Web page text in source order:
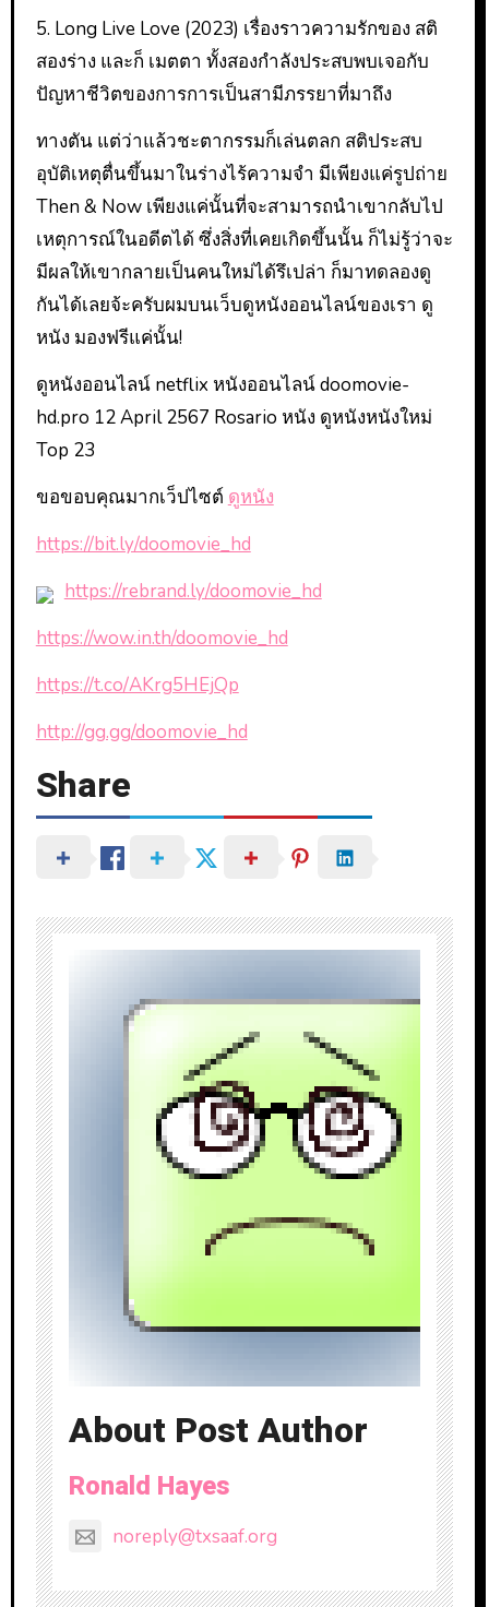
5. Long Live Love (2023) เรื่องราวความรักของ สติ
สองร่าง และก็ เมตตา ทั้งสองกำลังประสบพบเจอกับ
ปัญหาชีวิตของการการเป็นสามีภรรยาที่มาถึง
ทางตัน แต่ว่าแล้วชะตากรรมก็เล่นตลก สติประสบ
อุบัติเหตุตื่นขึ้นมาในร่างไร้ความจำ มีเพียงแค่รูปถ่าย
Then & Now เพียงแค่นั้นที่จะสามารถนำเขากลับไป
เหตุการณ์ในอดีตได้ ซึ่งสิ่งที่เคยเกิดขึ้นนั้น ก็ไม่รู้ว่าจะ
มีผลให้เขากลายเป็นคนใหม่ได้รึเปล่า ก็มาทดลองดู
กันได้เลยจ้ะครับผมบนเว็บดูหนังออนไลน์ของเรา ดู
หนัง มองฟรีแค่นั้น!
ดูหนังออนไลน์ netflix หนังออนไลน์ doomovie-
hd.pro 12 April 2567 Rosario หนัง ดูหนังหนังใหม่
Top 23
ขอขอบคุณมากเว็ปไซต์ ดูหนัง
https://bit.ly/doomovie_hd
https://rebrand.ly/doomovie_hd
https://wow.in.th/doomovie_hd
https://t.co/AKrg5HEjQp
http://gg.gg/doomovie_hd
Share
About Post Author
Ronald Hayes
noreply@txsaaf.org